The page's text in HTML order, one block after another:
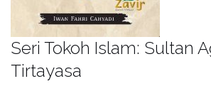
Seri Tokoh Islam: Sultan
Tirtayasa